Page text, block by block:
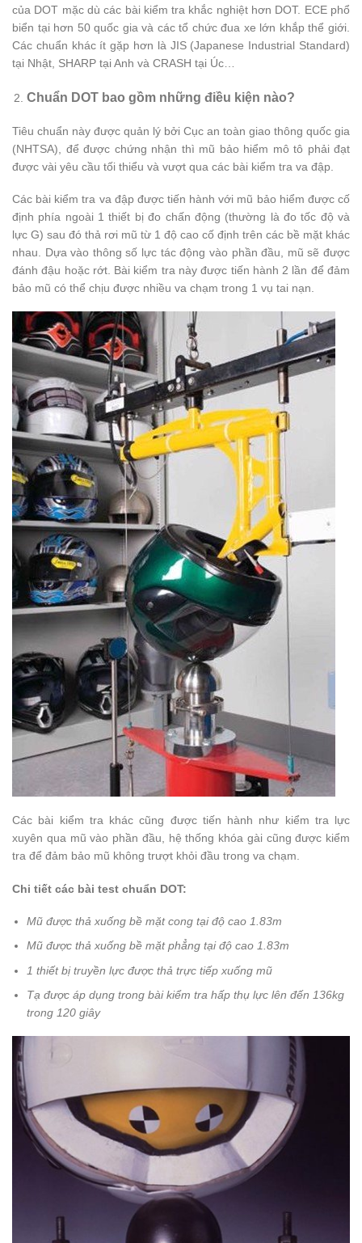
của DOT mặc dù các bài kiểm tra khắc nghiệt hơn DOT. ECE phổ
biển tại hơn 50 quốc gia và các tổ chức đua xe lớn khắp thể giới.
Các chuẩn khác ít gặp hơn là JIS (Japanese Industrial Standard)
tại Nhật, SHARP tại Anh và CRASH tại Úc…
Chuẩn DOT bao gồm những điều kiện nào?
Tiêu chuẩn này được quản lý bởi Cục an toàn giao thông quốc gia
(NHTSA), để được chứng nhận thì mũ bảo hiểm mô tô phải đạt
được vài yêu cầu tối thiểu và vượt qua các bài kiểm tra va đập.
Các bài kiểm tra va đập được tiến hành với mũ bảo hiểm được cố
định phía ngoài 1 thiết bị đo chấn động (thường là đo tốc độ và
lực G) sau đó thả rơi mũ từ 1 độ cao cố định trên các bề mặt khác
nhau. Dựa vào thông số lực tác động vào phần đầu, mũ sẽ được
đánh đậu hoặc rớt. Bài kiểm tra này được tiến hành 2 lần để đảm
bảo mũ có thể chịu được nhiều va chạm trong 1 vụ tai nạn.
Các bài kiểm tra khác cũng được tiến hành như kiểm tra lực
xuyên qua mũ vào phần đầu, hệ thống khóa gài cũng được kiểm
tra để đảm bảo mũ không trượt khỏi đầu trong va chạm.
Chi tiết các bài test chuẩn DOT:
Mũ được thả xuống bề mặt cong tại độ cao 1.83m
Mũ được thả xuống bề mặt phẳng tại độ cao 1.83m
1 thiết bị truyền lực được thả trực tiếp xuống mũ
Tạ được áp dụng trong bài kiểm tra hấp thụ lực lên đến 136kg
trong 120 giây